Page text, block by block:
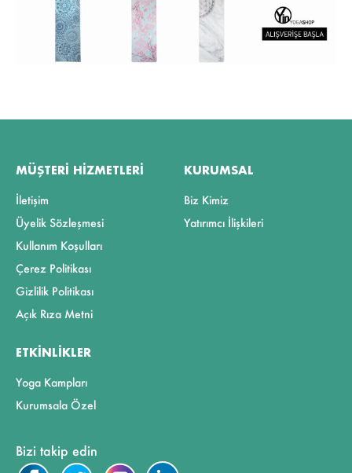
MÜŞTERI HIZMETLERI
İletişim
Üyelik Sözleşmesi
Kullanım Koşulları
Çerez Politikası
Gizlilik Politikası
Açık Rıza Metni
KURUMSAL
Biz Kimiz
Yatırımcı İlişkileri
ETKINLIKLER
Yoga Kampları
Kurumsala Özel
Bizi takip edin